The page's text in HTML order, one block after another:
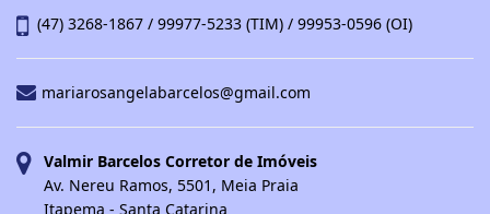
(47) 3268-1867 / 99977-5233 (TIM) / 99953-0596 (OI)
mariarosangelabarcelos@gmail.com
Valmir Barcelos Corretor de Imóveis
Av. Nereu Ramos, 5501, Meia Praia
Itapema - Santa Catarina